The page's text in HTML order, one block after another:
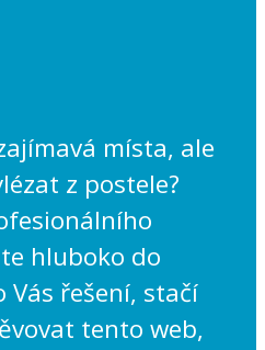
místa, ale
z postele?
hluboko do
Vás řešení, stačí
tento web,